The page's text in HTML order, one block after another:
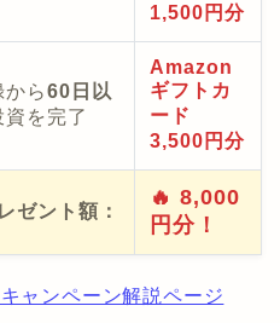
1,500円分
から60日以
資を完了
Amazon
ギフトカ
ード
3,500円分
ゼント額：
🔥 8,000
円分！
ャンペーン解説ページ